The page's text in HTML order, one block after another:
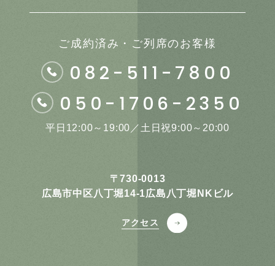
ご成約済み・ご列席のお客様
082-511-7800
050-1706-2350
平日12:00～19:00／土日祝9:00～20:00
〒730-0013
広島市中区八丁堀14-1広島八丁堀NKビル
アクセス